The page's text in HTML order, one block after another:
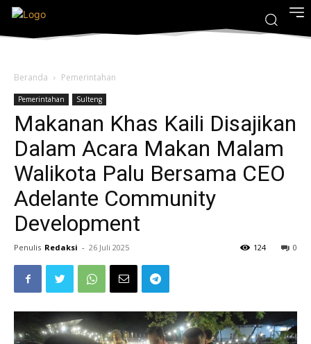
Beranda Pemerintahan
Pemerintahan Sulteng
Makanan Khas Kaili Disajikan
Dalam Acara Makan Malam
Walikota Palu Bersama CEO
Adelante Community
Development
Penulis Redaksi - 26 Juli 2025 0
124